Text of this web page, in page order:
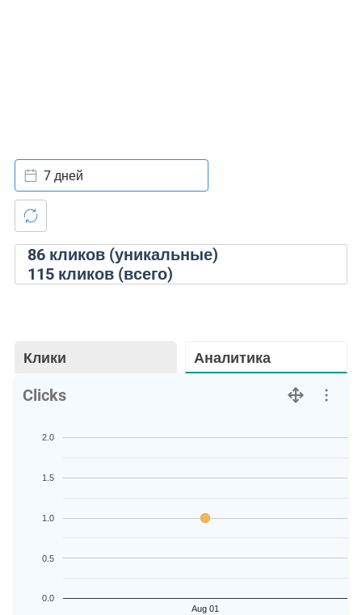
86кликов (уникальные)
115кликов (всего)
7 дней
Клики Аналитика
Clicks
Aug 01
0.0
0.5
1.0
1.5
2.0